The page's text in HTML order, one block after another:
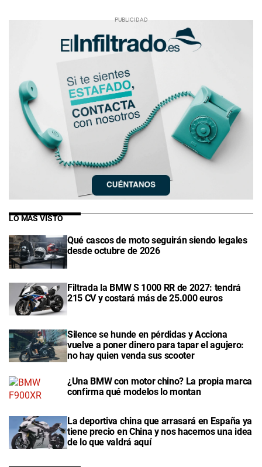
LO MÁS VISTO
Qué cascos de moto seguirán siendo legales
desde octubre de 2026
Filtrada la BMW S 1000 RR de 2027: tendrá
215 CV y costará más de 25.000 euros
Silence se hunde en pérdidas y Acciona
vuelve a poner dinero para tapar el agujero:
no hay quien venda sus scooter
¿Una BMW con motor chino? La propia marca
confirma qué modelos lo montan
La deportiva china que arrasará en España ya
tiene precio en China y nos hacemos una idea
de lo que valdrá aquí